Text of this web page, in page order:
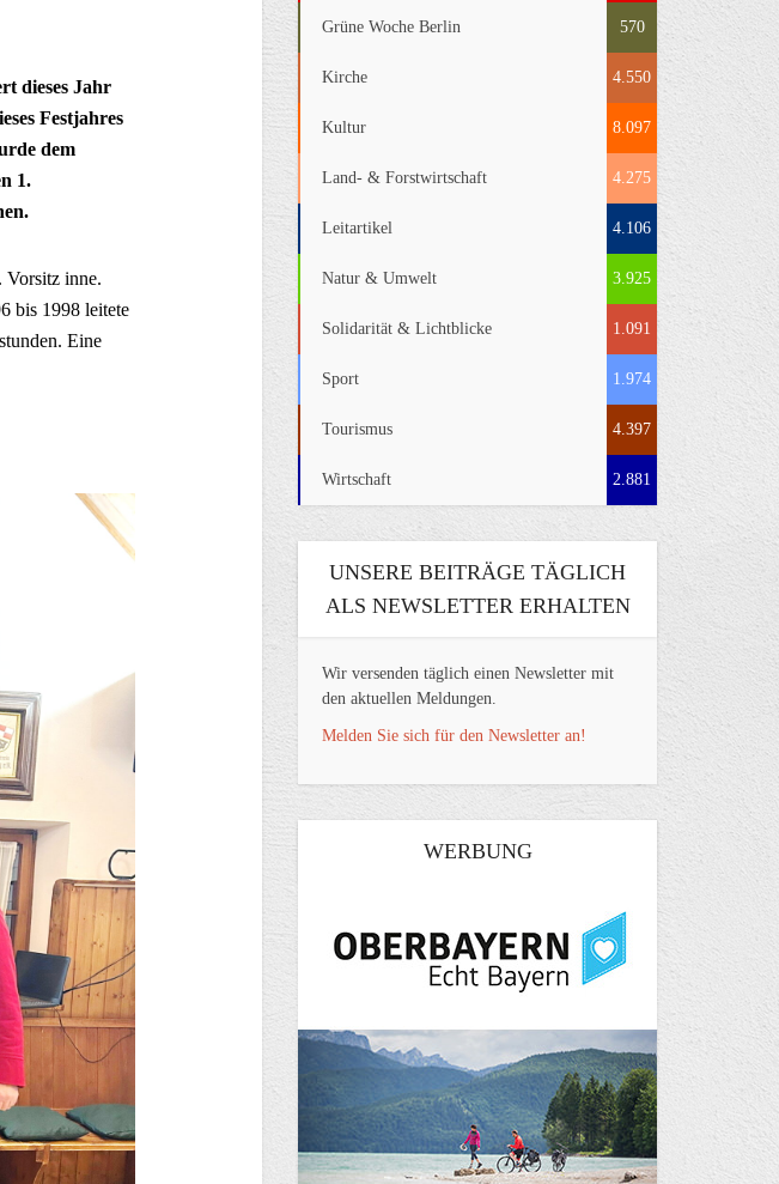
dieses Jahr
Festjahres
dem
1.
Vorsitz inne.
bis 1998 leitete
Eine
Grüne Woche Berlin 570
Kirche 4.550
Kultur 8.097
Land- & Forstwirtschaft 4.275
Leitartikel 4.106
Natur & Umwelt 3.925
Solidarität & Lichtblicke 1.091
Sport 1.974
Tourismus 4.397
Wirtschaft 2.881
UNSERE BEITRÄGE TÄGLICH
ALS NEWSLETTER ERHALTEN
Wir versenden täglich einen Newsletter mit
den aktuellen Meldungen.
Melden Sie sich für den Newsletter an!
WERBUNG